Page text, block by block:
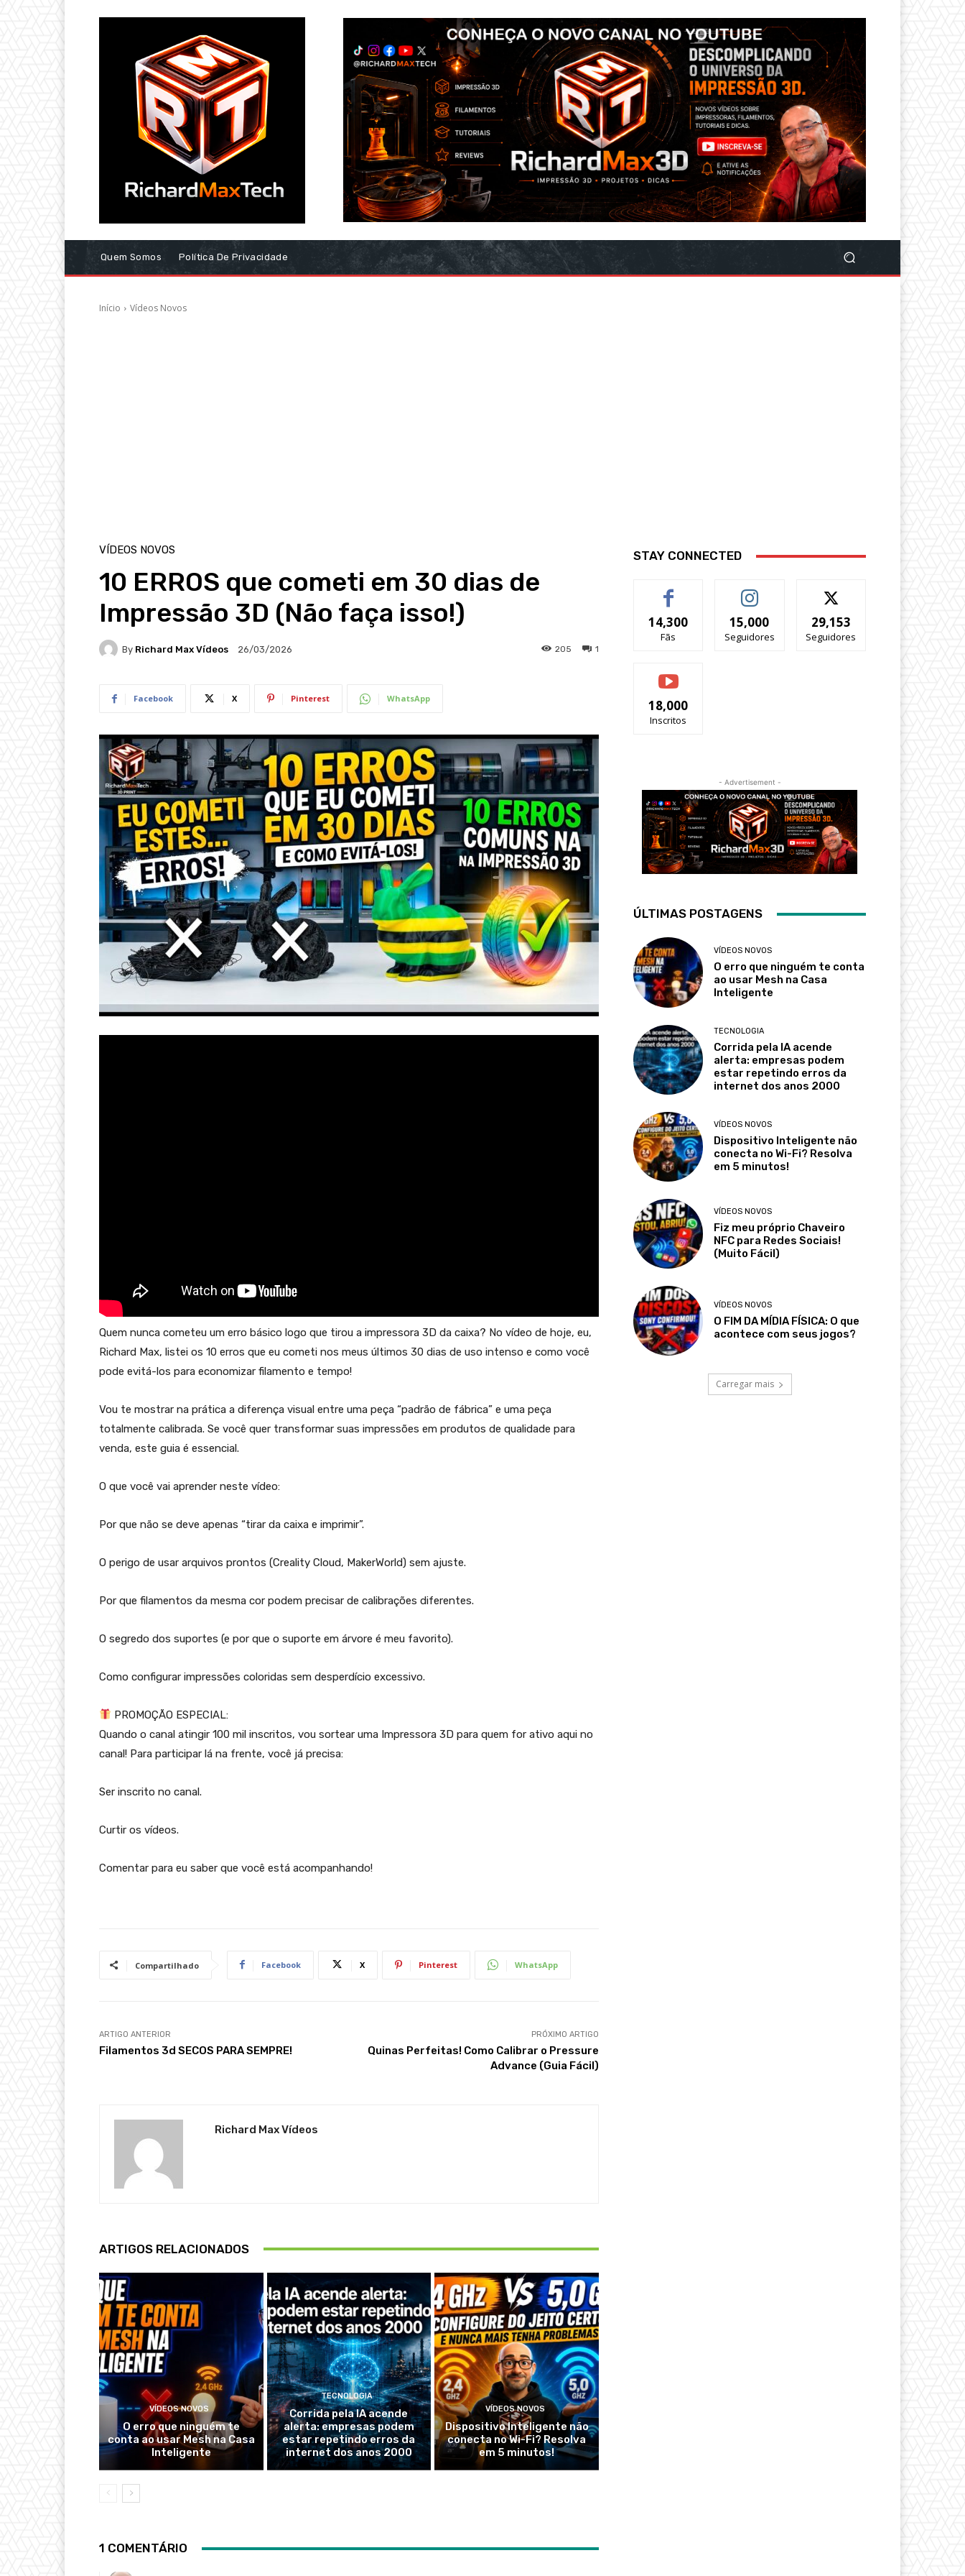
Quem Somos Política De Privacidade
Início Vídeos Novos
VÍDEOS NOVOS
10 ERROS que cometi em 30 dias de
Impressão 3D (Não faça isso!)
By Richard Max Vídeos 26/03/2026 1
205
Facebook X Pinterest WhatsApp
Quem nunca cometeu um erro básico logo que tirou a impressora 3D da caixa? No vídeo de hoje, eu,
Richard Max, listei os 10 erros que eu cometi nos meus últimos 30 dias de uso intenso e como você
pode evitá-los para economizar filamento e tempo!
Vou te mostrar na prática a diferença visual entre uma peça “padrão de fábrica” e uma peça
totalmente calibrada. Se você quer transformar suas impressões em produtos de qualidade para
venda, este guia é essencial.
O que você vai aprender neste vídeo:
Por que não se deve apenas “tirar da caixa e imprimir”.
O perigo de usar arquivos prontos (Creality Cloud, MakerWorld) sem ajuste.
Por que filamentos da mesma cor podem precisar de calibrações diferentes.
O segredo dos suportes (e por que o suporte em árvore é meu favorito).
Como configurar impressões coloridas sem desperdício excessivo.
PROMOÇÃO ESPECIAL:
Quando o canal atingir 100 mil inscritos, vou sortear uma Impressora 3D para quem for ativo aqui no
canal! Para participar lá na frente, você já precisa:
Ser inscrito no canal.
Curtir os vídeos.
Comentar para eu saber que você está acompanhando!
Compartilhado Facebook X Pinterest WhatsApp
ARTIGO ANTERIOR
Filamentos 3d SECOS PARA SEMPRE!
PRÓXIMO ARTIGO
Quinas Perfeitas! Como Calibrar o Pressure
Advance (Guia Fácil)
Richard Max Vídeos
ARTIGOS RELACIONADOS
VÍDEOS NOVOS
O erro que ninguém te
conta ao usar Mesh na Casa
Inteligente
TECNOLOGIA
Corrida pela IA acende
alerta: empresas podem
estar repetindo erros da
internet dos anos 2000
VÍDEOS NOVOS
Dispositivo Inteligente não
conecta no Wi-Fi? Resolva
em 5 minutos!
1 COMENTÁRIO
STAY CONNECTED
14,300
Fãs
15,000
Seguidores
29,153
Seguidores
18,000
Inscritos
- Advertisement -
ÚLTIMAS POSTAGENS
VÍDEOS NOVOS
O erro que ninguém te conta
ao usar Mesh na Casa
Inteligente
TECNOLOGIA
Corrida pela IA acende
alerta: empresas podem
estar repetindo erros da
internet dos anos 2000
VÍDEOS NOVOS
Dispositivo Inteligente não
conecta no Wi-Fi? Resolva
em 5 minutos!
VÍDEOS NOVOS
Fiz meu próprio Chaveiro
NFC para Redes Sociais!
(Muito Fácil)
VÍDEOS NOVOS
O FIM DA MÍDIA FÍSICA: O que
acontece com seus jogos?
Carregar mais